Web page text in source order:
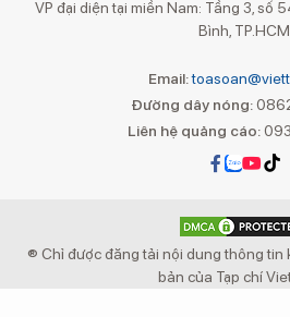
VP đại diện tại miền Nam: Tầng 3, số
Bình, TP.HCM
Email:
Đường dây nóng:
Liên hệ quảng cáo:
® Chỉ được đăng tải nội dung thông tin
bản của Tạp chí